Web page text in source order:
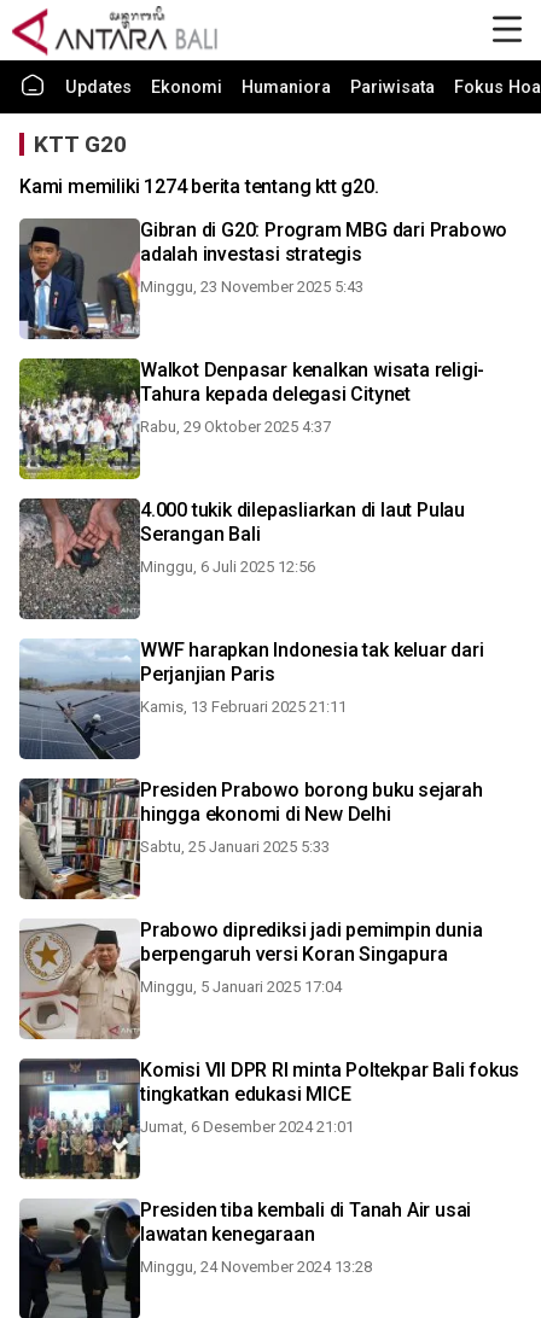
Updates Ekonomi Humaniora Pariwisata Fokus
KTT G20
Kami memiliki 1274 berita tentang ktt g20.
Gibran di G20: Program MBG dari Prabowo
adalah investasi strategis
Minggu, 23 November 2025 5:43
Walkot Denpasar kenalkan wisata religi-
Tahura kepada delegasi Citynet
Rabu, 29 Oktober 2025 4:37
4.000 tukik dilepasliarkan di laut Pulau
Serangan Bali
Minggu, 6 Juli 2025 12:56
WWF harapkan Indonesia tak keluar dari
Perjanjian Paris
Kamis, 13 Februari 2025 21:11
Presiden Prabowo borong buku sejarah
hingga ekonomi di New Delhi
Sabtu, 25 Januari 2025 5:33
Prabowo diprediksi jadi pemimpin dunia
berpengaruh versi Koran Singapura
Minggu, 5 Januari 2025 17:04
Komisi VII DPR RI minta Poltekpar Bali fokus
tingkatkan edukasi MICE
Jumat, 6 Desember 2024 21:01
Presiden tiba kembali di Tanah Air usai
lawatan kenegaraan
Minggu, 24 November 2024 13:28